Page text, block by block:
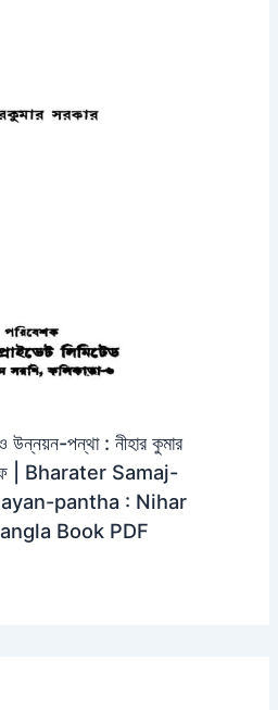
উন্নয়ন-পন্থা : নীহার কুমার
| Bharater Samaj-
pantha : Nihar
Book PDF